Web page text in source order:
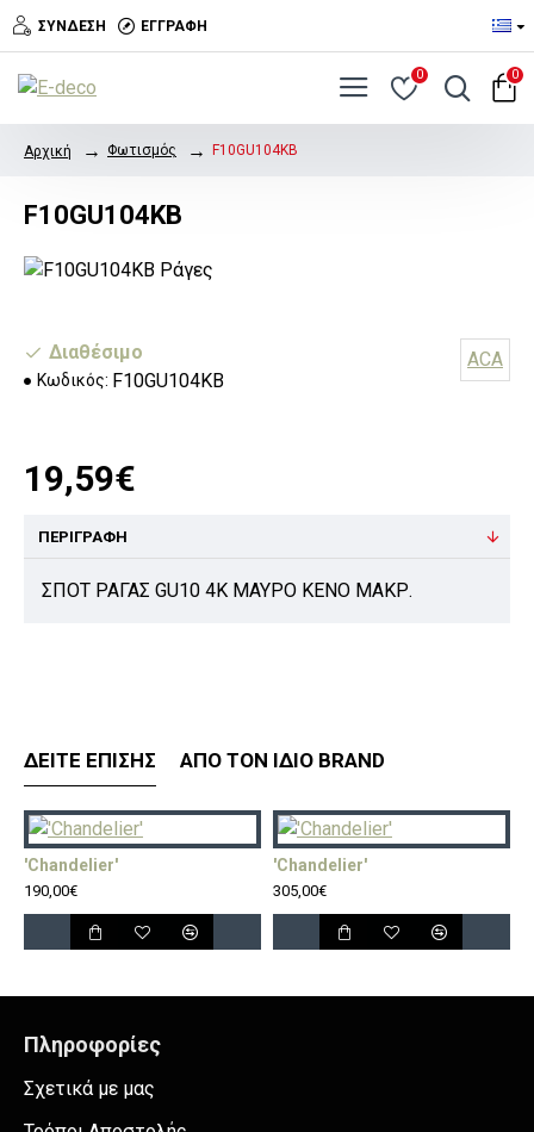
ΣΎΝΔΕΣΗ ΕΓΓΡΑΦΉ
0 0
Αρχική Φωτισμός F10GU104KB
F10GU104KB
Διαθέσιμο
Κωδικός: F10GU104KB
ACA
19,59€
ΠΕΡΙΓΡΑΦΉ
ΣΠΟΤ ΡΑΓΑΣ GU10 4K ΜΑΥΡΟ ΚΕΝΟ ΜΑΚΡ.
ΔΕΊΤΕ ΕΠΊΣΗΣ ΑΠΌ ΤΟΝ ΊΔΙΟ BRAND
'Chandelier'
190,00€
'Chandelier'
305,00€
Πληροφορίες
Σχετικά με μας